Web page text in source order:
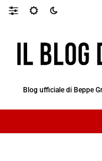
Blog ufficiale di Beppe